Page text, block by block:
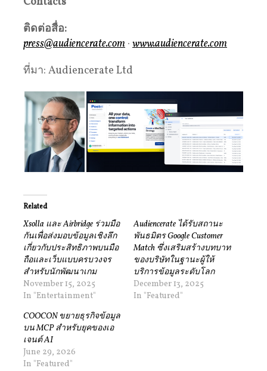
ติดต่อสื่อ:
press@audiencerate.com · www.audiencerate.com
ที่มา: Audiencerate Ltd
Related
Xsolla และ Airbridge ร่วมมือ
กันเพื่อส่งมอบข้อมูลเชิงลึก
เกี่ยวกับประสิทธิภาพบนมือ
ถือและเว็บแบบครบวงจร
สำหรับนักพัฒนาเกม
November 15, 2025
In "Entertainment"
Audiencerate ได้รับสถานะ
พันธมิตร Google Customer
Match ซึ่งเสริมสร้างบทบาท
ของบริษัทในฐานะผู้ให้
บริการข้อมูลระดับโลก
December 13, 2025
In "Featured"
COOCON ขยายธุรกิจข้อมูล
บน MCP สำหรับยุคของเอ
เจนต์ AI
June 29, 2026
In "Featured"